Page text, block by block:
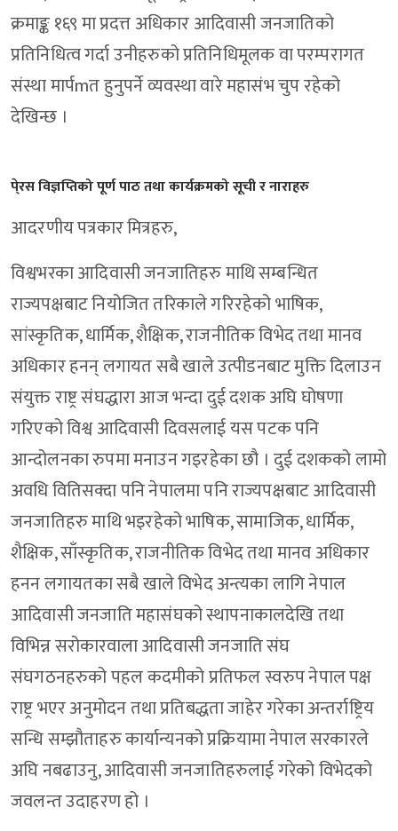
क्रमाङ्क १६९ मा प्रदत्त अधिकार आदिवासी जनजातिको
प्रतिनिधित्व गर्दा उनीहरुको प्रतिनिधिमूलक वा परम्परागत
संस्था मार्पmत हुनुपर्ने व्यवस्था वारे महासंभ चुप रहेको
देखिन्छ ।
पे्रस विज्ञप्तिको पूर्ण पाठ तथा कार्यक्रमको सूची र नाराहरु
आदरणीय पत्रकार मित्रहरु,
विश्वभरका आदिवासी जनजातिहरु माथि सम्बन्धित
राज्यपक्षबाट नियोजित तरिकाले गरिरहेको भाषिक,
सांस्कृतिक, धार्मिक, शैक्षिक, राजनीतिक विभेद तथा मानव
अधिकार हनन् लगायत सबै खाले उत्पीडनबाट मुक्ति दिलाउन
संयुक्त राष्ट्र संघद्धारा आज भन्दा दुई दशक अघि घोषणा
गरिएको विश्व आदिवासी दिवसलाई यस पटक पनि
आन्दोलनका रुपमा मनाउन गइरहेका छौ । दुई दशकको लामो
अवधि वितिसक्दा पनि नेपालमा पनि राज्यपक्षबाट आदिवासी
जनजातिहरु माथि भइरहेको भाषिक, सामाजिक, धार्मिक,
शैक्षिक, साँस्कृतिक, राजनीतिक विभेद तथा मानव अधिकार
हनन लगायतका सबै खाले विभेद अन्त्यका लागि नेपाल
आदिवासी जनजाति महासंघको स्थापनाकालदेखि तथा
विभिन्न सरोकारवाला आदिवासी जनजाति संघ
संघगठनहरुको पहल कदमीको प्रतिफल स्वरुप नेपाल पक्ष
राष्ट्र भएर अनुमोदन तथा प्रतिबद्धता जाहेर गरेका अन्तर्राष्ट्रिय
सन्धि सम्झौताहरु कार्यान्यनको प्रक्रियामा नेपाल सरकारले
अघि नबढाउनु, आदिवासी जनजातिहरुलाई गरेको विभेदको
जवलन्त उदाहरण हो ।